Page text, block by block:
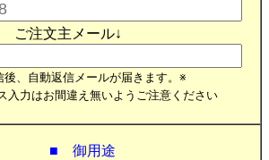
ご注文主メール↓
後、自動返信メールが届きます。※
入力はお間違え無いようご注意ください
■ 御用途